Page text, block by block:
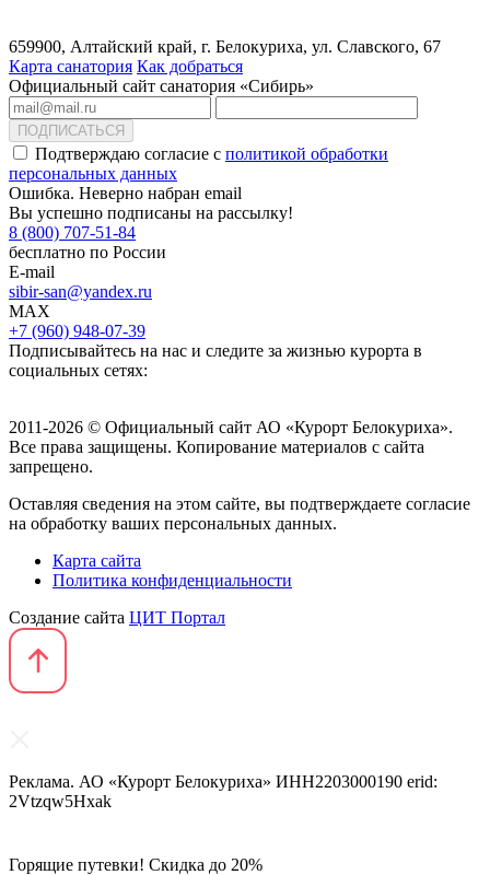
659900, Алтайский край, г. Белокуриха, ул. Славского, 67
Карта санатория Как добраться
Официальный сайт санатория «Сибирь»
ПОДПИСАТЬСЯ
Подтверждаю согласие с политикой обработки
персональных данных
Ошибка. Неверно набран email
Вы успешно подписаны на рассылку!
8 (800) 707-51-84
бесплатно по России
E-mail
sibir-san@yandex.ru
MAX
+7 (960) 948-07-39
Подписывайтесь на нас и следите за жизнью курорта в
социальных сетях:
2011-2026 © Официальный сайт АО «Курорт Белокуриха».
Все права защищены. Копирование материалов с сайта
запрещено.
Оставляя сведения на этом сайте, вы подтверждаете согласие
на обработку ваших персональных данных.
Карта сайта
Политика конфиденциальности
Создание сайта ЦИТ Портал
Реклама. АО «Курорт Белокуриха» ИНН2203000190 erid:
2Vtzqw5Hxak
Горящие путевки! Скидка до 20%